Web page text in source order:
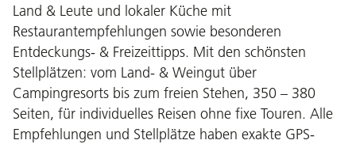
Land & Leute und lokaler Küche mit
Restaurantempfehlungen sowie besonderen
Entdeckungs- & Freizeittipps. Mit den schönsten
Stellplätzen: vom Land- & Weingut über
Campingresorts bis zum freien Stehen, 350 – 380
Seiten, für individuelles Reisen ohne fixe Touren. Alle
Empfehlungen und Stellplätze haben exakte GPS-